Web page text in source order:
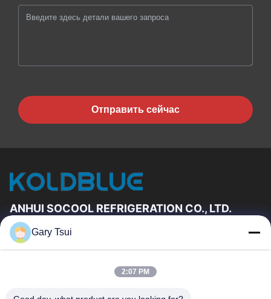
Отправить сейчас
ANHUI SOCOOL REFRIGERATION CO., LTD.
Быстрые Связи
О Нас
Путешествие Фабрики
Проверка Качества
Gary Tsui
2:07 PM